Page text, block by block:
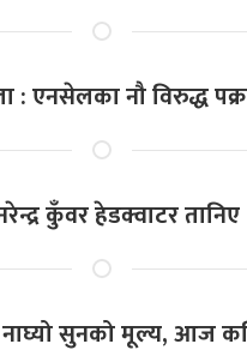
: एनसेलका नौ विरुद्ध
कुँवर हेडक्वाटर तानिए
सुनको मूल्य, आज